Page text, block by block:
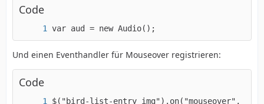
Code
var aud = new Audio();
Und einen Eventhandler für Mouseover registrieren:
Code